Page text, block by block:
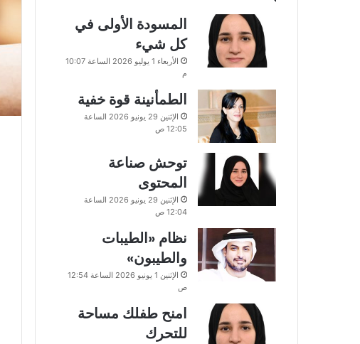
المسودة الأولى في
كل شيء
الأربعاء 1 يوليو 2026 الساعة 10:07
م
الطمأنينة قوة خفية
الإثنين 29 يونيو 2026 الساعة
12:05 ص
توحش صناعة
المحتوى
الإثنين 29 يونيو 2026 الساعة
12:04 ص
نظام «الطيبات
والطيبون»
الإثنين 1 يونيو 2026 الساعة 12:54
ص
امنح طفلك مساحة
للتحرك